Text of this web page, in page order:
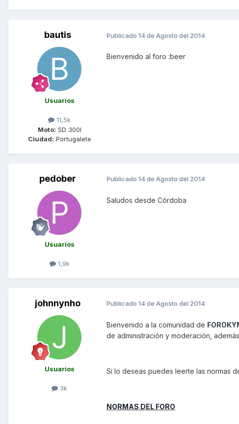
bautis
Usuarios
11,5k
Moto: SD 300I
Ciudad: Portugalete
Publicado 14 de Agosto del 2014
Bienvenido al foro :beer
pedober
Usuarios
1,9k
Publicado 14 de Agosto del 2014
Saludos desde Córdoba
johnnynho
Usuarios
3k
Publicado 14 de Agosto del 2014
Bienvenido a la comunidad de
de administración y moderación,
Si lo deseas puedes leerte las normas
NORMAS DEL FORO